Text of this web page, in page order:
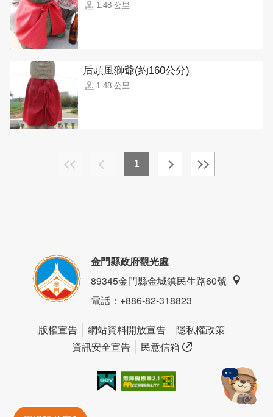
1.48 公里
后頭風獅爺(約160公分)
1.48 公里
1
金門縣政府觀光處
89345金門縣金城鎮民生路60號
電話：+886-82-318823
版權宣告 網站資料開放宣告
隱私權政策
資訊安全宣告
民意信箱